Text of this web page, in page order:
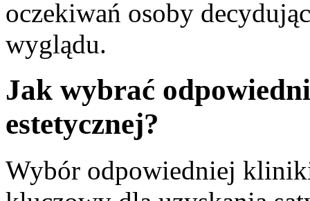
oczekiwań osoby
wyglądu.
Jak wybrać
estetycznej?
Wybór odpowiedniej